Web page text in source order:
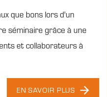
que bons lors d'un
séminaire grâce à une
et collaborateurs à
EN SAVOIR PLUS